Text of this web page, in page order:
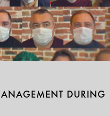
DURING